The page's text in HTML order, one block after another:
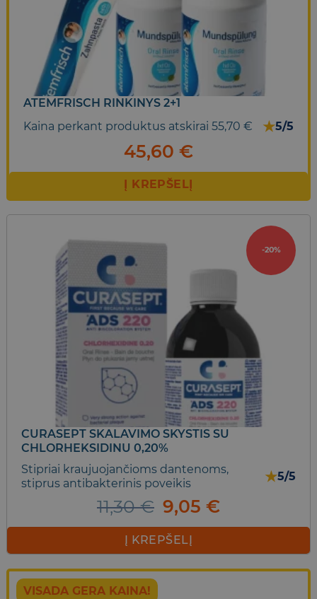
ATEMFRISCH RINKINYS 2+1
Kaina perkant produktus atskirai 55,70 €
★5/5
45,60 €
Į KREPŠELĮ
-20%
CURASEPT SKALAVIMO SKYSTIS SU
CHLORHEKSIDINU 0,20%
Stipriai kraujuojančioms dantenoms,
stiprus antibakterinis poveikis
★5/5
11,30€ Original
price
was:
11,30 €.
9,05 €Current
price
9,05 €.
Į KREPŠELĮ
VISADA GERA KAINA!